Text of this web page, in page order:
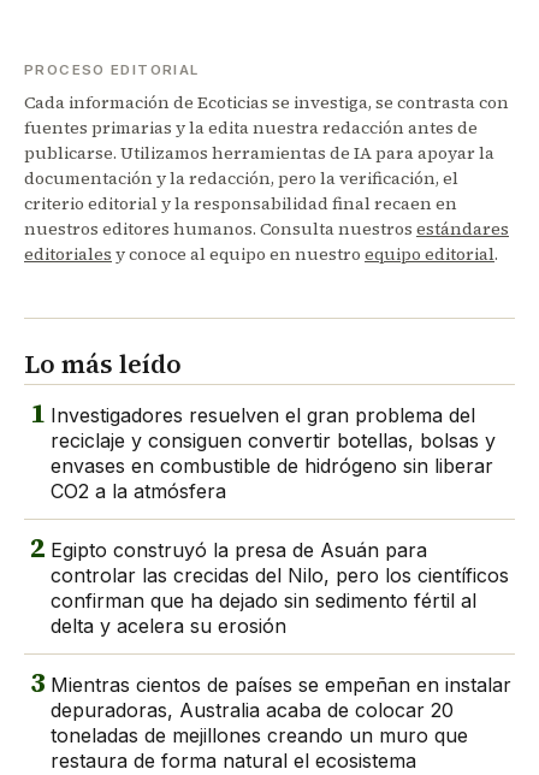
PROCESO EDITORIAL
Cada información de Ecoticias se investiga, se contrasta con
fuentes primarias y la edita nuestra redacción antes de
publicarse. Utilizamos herramientas de IA para apoyar la
documentación y la redacción, pero la verificación, el
criterio editorial y la responsabilidad final recaen en
nuestros editores humanos. Consulta nuestros estándares
editoriales y conoce al equipo en nuestro equipo editorial.
Lo más leído
1 Investigadores resuelven el gran problema del
reciclaje y consiguen convertir botellas, bolsas y
envases en combustible de hidrógeno sin liberar
CO2 a la atmósfera
2 Egipto construyó la presa de Asuán para
controlar las crecidas del Nilo, pero los científicos
confirman que ha dejado sin sedimento fértil al
delta y acelera su erosión
3 Mientras cientos de países se empeñan en instalar
depuradoras, Australia acaba de colocar 20
toneladas de mejillones creando un muro que
restaura de forma natural el ecosistema